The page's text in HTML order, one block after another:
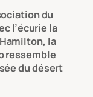
du
l’écurie la
la
ressemble
du désert